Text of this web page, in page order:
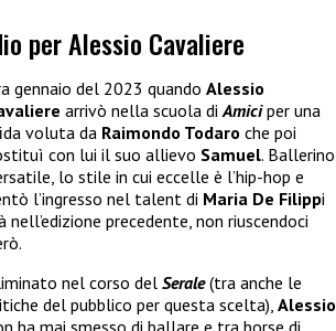
per Alessio Cavaliere
gennaio del 2023 quando Alessio
arrivò nella scuola diAmiciper una
voluta da Raimondo Todaro che poi
con lui il suo allievo Samuel. Ballerino
lo stile in cui eccelle è l’hip-hop e
l’ingresso nel talent di Maria De Filippi
nell’edizione precedente, non riuscendoci
nel corso del Serale(tra anche le
del pubblico per questa scelta), Alessio